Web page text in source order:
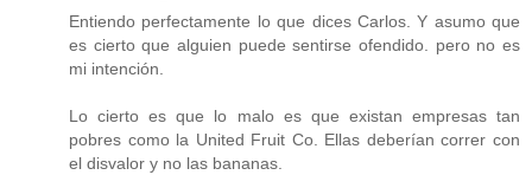
Entiendo perfectamente lo que dices Carlos. Y asumo que
es cierto que alguien puede sentirse ofendido. pero no es
mi intención.
Lo cierto es que lo malo es que existan empresas tan
pobres como la United Fruit Co. Ellas deberían correr con
el disvalor y no las bananas.